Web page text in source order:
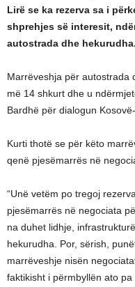
Lirë se ka rezerva sa i
shprehjes së interesit,
autostrada dhe hekurudha.
Marrëveshja për autostrada
më 14 shkurt dhe u
Bardhë për dialogun
Kurti thotë se për këto
qenë pjesëmarrës në
“Unë vetëm po tregoj
pjesëmarrës në negociata
na duhet lidhje,
hekurudha. Por, sërish,
marrëveshje nisën
faktikisht i përmbyllën ato